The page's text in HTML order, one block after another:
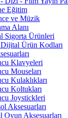
Eğitim
ve Müzik
Alanı
Sigorta Ürünleri
Ürün Kodları
Klavyeleri
Mouseları
Kulaklıkları
Koltukları
Joystickleri
Aksesuarları
Oyun Aksesuarları